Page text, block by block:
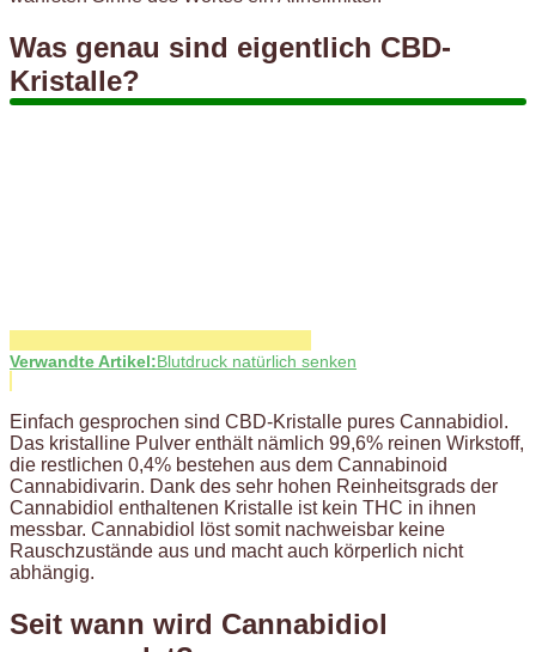
Was genau sind eigentlich CBD-
Kristalle?
Verwandte Artikel:Blutdruck natürlich senken
Einfach gesprochen sind CBD-Kristalle pures Cannabidiol.
Das kristalline Pulver enthält nämlich 99,6% reinen Wirkstoff,
die restlichen 0,4% bestehen aus dem Cannabinoid
Cannabidivarin. Dank des sehr hohen Reinheitsgrads der
Cannabidiol enthaltenen Kristalle ist kein THC in ihnen
messbar. Cannabidiol löst somit nachweisbar keine
Rauschzustände aus und macht auch körperlich nicht
abhängig.
Seit wann wird Cannabidiol